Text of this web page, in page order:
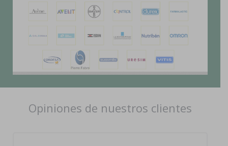
Opiniones de nuestros clientes